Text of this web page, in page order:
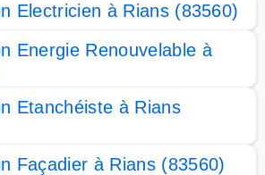
Electricien à Rians (83560)
Energie Renouvelable à
Etanchéiste à Rians
Façadier à Rians (83560)